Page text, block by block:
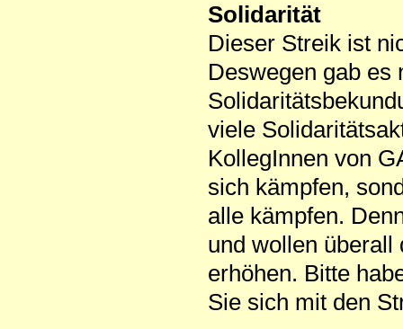
Solidarität
Dieser Streik ist
Deswegen gab es
viele
KollegInnen von
sich kämpfen,
alle kämpfen.
und wollen überall
erhöhen. Bitte
Sie sich mit den